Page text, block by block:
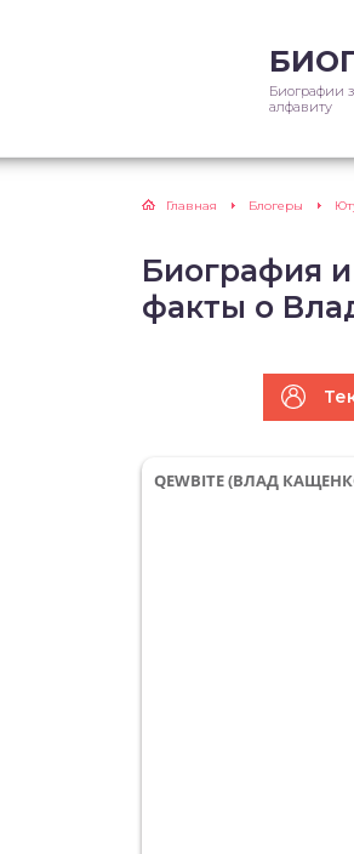
Биографии
алфавиту
Главная Блогеры
Биография
факты о
QEWBITE (ВЛАД